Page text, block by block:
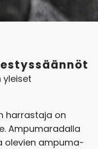
yleiset
harrastaja on
Ampumaradalla
olevien ampuma-